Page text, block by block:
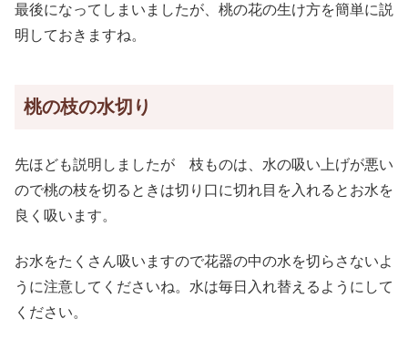
最後になってしまいましたが、桃の花の生け方を簡単に説
明しておきますね。
桃の枝の水切り
先ほども説明しましたが 枝ものは、水の吸い上げが悪い
ので桃の枝を切るときは切り口に切れ目を入れるとお水を
良く吸います。
お水をたくさん吸いますので花器の中の水を切らさないよ
うに注意してくださいね。水は毎日入れ替えるようにして
ください。